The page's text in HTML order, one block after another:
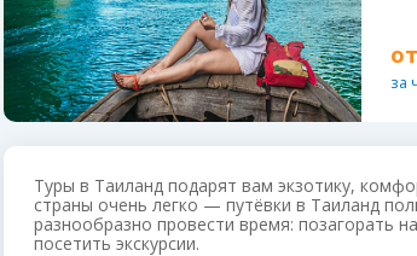
от
за
Туры в Таиланд подарят вам экзотику,
страны очень легко — путёвки в Таиланд
разнообразно провести время: позагорать
посетить экскурсии.